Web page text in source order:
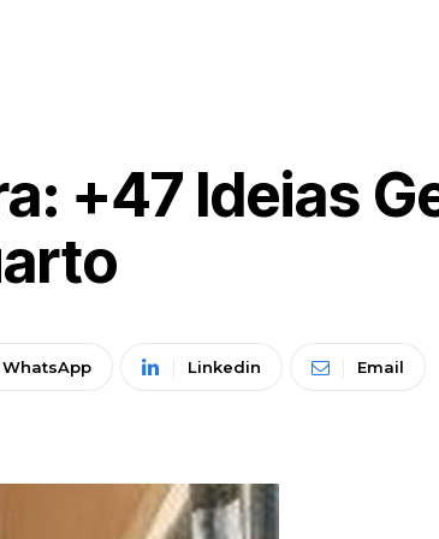
+47 Ideias
WhatsApp Linkedin Email